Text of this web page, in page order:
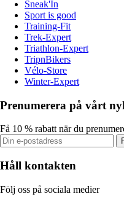
Sneak'In
Sport is good
Training-Fit
Trek-Expert
Triathlon-Expert
TripnBikers
Vélo-Store
Winter-Expert
Prenumerera på vårt
Få 10 % rabatt när du
Håll kontakten
Följ oss på sociala medier